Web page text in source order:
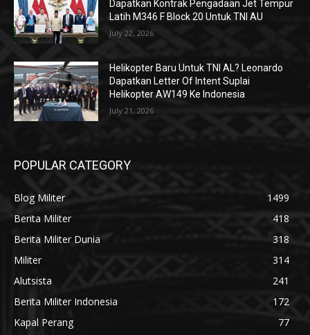
Dapatkan Kontrak Pengadaan Jet Tempur
Latih M346 F Block 20 Untuk TNI AU
July 22, 2026
Helikopter Baru Untuk TNI AL? Leonardo
Dapatkan Letter Of Intent Suplai
Helikopter AW149 Ke Indonesia
July 21, 2026
POPULAR CATEGORY
Blog Militer
1499
Berita Militer
418
Berita Militer Dunia
318
Militer
314
Alutsista
241
Berita Militer Indonesia
172
Kapal Perang
77